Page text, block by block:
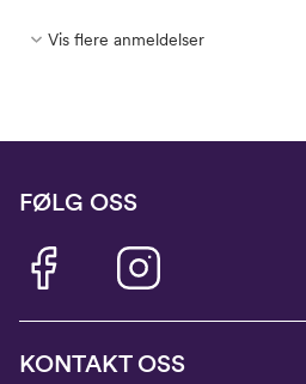
Vis flere anmeldelser
FØLG OSS
KONTAKT OSS